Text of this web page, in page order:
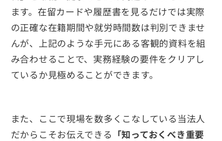
ます。在留カードや履歴書を見るだけでは実際
の正確な在籍期間や就労時間数は判別できませ
んが、上記のような手元にある客観的資料を組
み合わせることで、実務経験の要件をクリアし
ているか見極めることができます。
また、ここで現場を数多くこなしている当法人
だからこそお伝えできる 「知っておくべき重要